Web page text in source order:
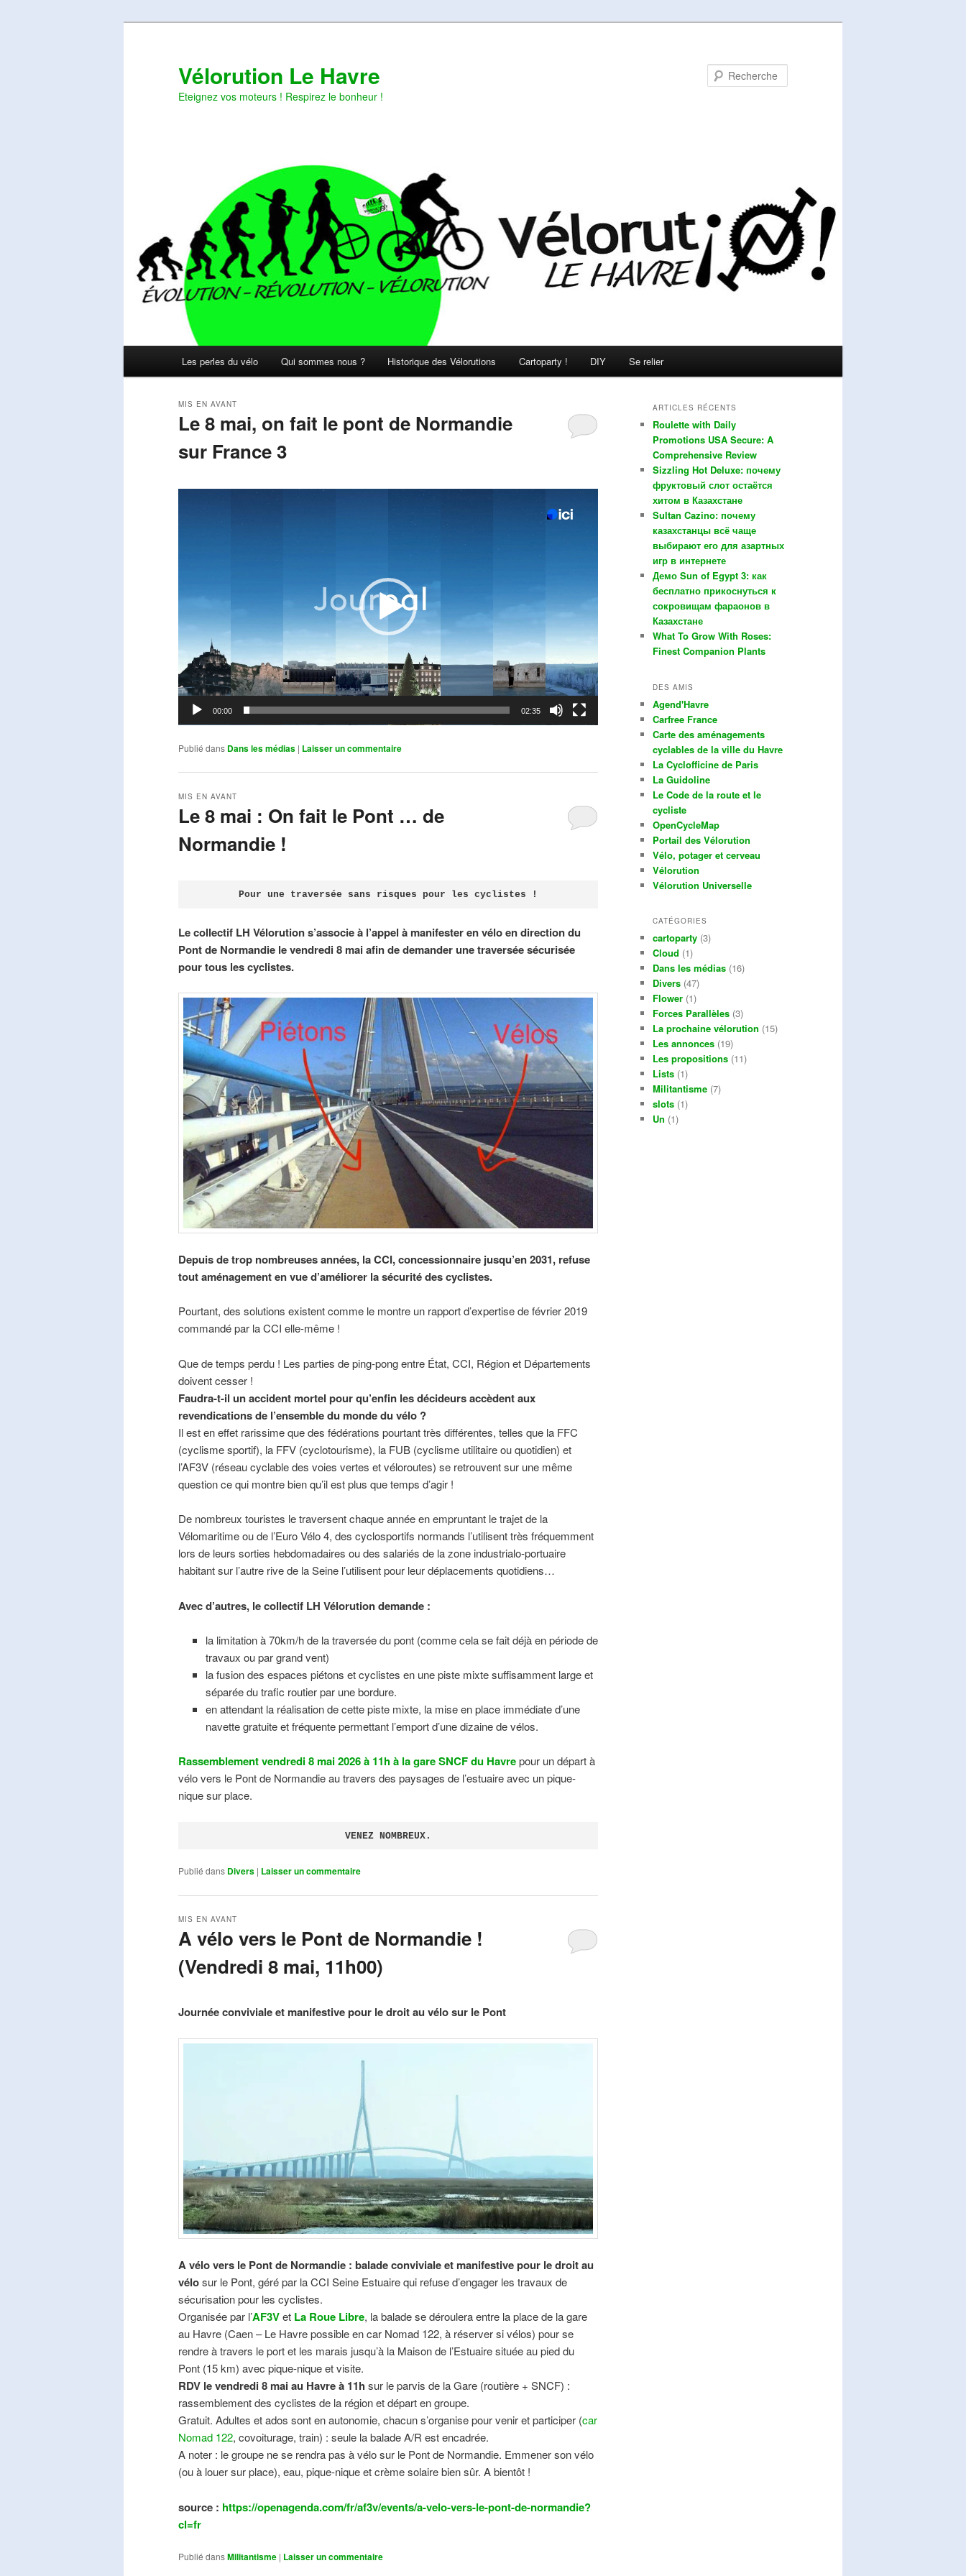
Vélorution Le Havre
Eteignez vos moteurs ! Respirez le bonheur !
Les perles du vélo Qui sommes nous ? Historique des Vélorutions Cartoparty ! DIY Se relier
Le 8 mai, on fait le pont de Normandie
sur France 3
MIS EN AVANT
00:00 02:35
Publié dans Dans les médias | Laisser un commentaire
Le 8 mai : On fait le Pont … de
Normandie !
MIS EN AVANT
Pour une traversée sans risques pour les cyclistes !
Le collectif LH Vélorution s’associe à l’appel à manifester en vélo en direction du
Pont de Normandie le vendredi 8 mai afin de demander une traversée sécurisée
pour tous les cyclistes.
Depuis de trop nombreuses années, la CCI, concessionnaire jusqu’en 2031, refuse
tout aménagement en vue d’améliorer la sécurité des cyclistes.
Pourtant, des solutions existent comme le montre un rapport d’expertise de février 2019
commandé par la CCI elle-même !
Que de temps perdu ! Les parties de ping-pong entre État, CCI, Région et Départements
doivent cesser !
Faudra-t-il un accident mortel pour qu’enfin les décideurs accèdent aux
revendications de l’ensemble du monde du vélo ?
Il est en effet rarissime que des fédérations pourtant très différentes, telles que la FFC
(cyclisme sportif), la FFV (cyclotourisme), la FUB (cyclisme utilitaire ou quotidien) et
l’AF3V (réseau cyclable des voies vertes et véloroutes) se retrouvent sur une même
question ce qui montre bien qu’il est plus que temps d’agir !
De nombreux touristes le traversent chaque année en empruntant le trajet de la
Vélomaritime ou de l’Euro Vélo 4, des cyclosportifs normands l’utilisent très fréquemment
lors de leurs sorties hebdomadaires ou des salariés de la zone industrialo-portuaire
habitant sur l’autre rive de la Seine l’utilisent pour leur déplacements quotidiens…
Avec d’autres, le collectif LH Vélorution demande :
la limitation à 70km/h de la traversée du pont (comme cela se fait déjà en période de
travaux ou par grand vent)
la fusion des espaces piétons et cyclistes en une piste mixte suffisamment large et
séparée du trafic routier par une bordure.
en attendant la réalisation de cette piste mixte, la mise en place immédiate d’une
navette gratuite et fréquente permettant l’emport d’une dizaine de vélos.
Rassemblement vendredi 8 mai 2026 à 11h à la gare SNCF du Havrepour un départ à
vélo vers le Pont de Normandie au travers des paysages de l’estuaire avec un pique-
nique sur place.
VENEZ NOMBREUX.
Publié dans Divers | Laisser un commentaire
A vélo vers le Pont de Normandie !
(Vendredi 8 mai, 11h00)
MIS EN AVANT
Journée conviviale et manifestive pour le droit au vélo sur le Pont
A vélo vers le Pont de Normandie : balade conviviale et manifestivepour le droit au
vélosur le Pont, géré par la CCI Seine Estuaire qui refuse d’engager les travaux de
sécurisation pour les cyclistes.
Organisée par l’AF3Vet La Roue Libre, la balade se déroulera entre la place de la gare
au Havre (Caen – Le Havre possible en car Nomad 122, à réserver si vélos) pour se
rendre à travers le port et les marais jusqu’à la Maison de l’Estuaire située au pied du
Pont (15 km) avec pique-nique et visite.
RDV le vendredi 8 mai au Havre à 11h sur le parvis de la Gare (routière + SNCF) :
rassemblement des cyclistes de la région et départ en groupe.
Gratuit. Adultes et ados sont en autonomie, chacun s’organise pour venir et participer (car
Nomad 122, covoiturage, train) : seule la balade A/R est encadrée.
A noter : le groupe ne se rendra pas à vélo sur le Pont de Normandie. Emmener son vélo
(ou à louer sur place), eau, pique-nique et crème solaire bien sûr. A bientôt !
source : https://openagenda.com/fr/af3v/events/a-velo-vers-le-pont-de-normandie?
cl=fr
Publié dansMilitantisme | Laisser un commentaire
ARTICLES RÉCENTS
Roulette with Daily
Promotions USA Secure: A
Comprehensive Review
Sizzling Hot Deluxe: почему
фруктовый слот остаётся
хитом в Казахстане
Sultan Cazino: почему
казахстанцы всё чаще
выбирают его для азартных
игр в интернете
Демо Sun of Egypt 3: как
бесплатно прикоснуться к
сокровищам фараонов в
Казахстане
What To Grow With Roses:
Finest Companion Plants
DES AMIS
Agend'Havre
Carfree France
Carte des aménagements
cyclables de la ville du Havre
La Cyclofficine de Paris
La Guidoline
Le Code de la route et le
cycliste
OpenCycleMap
Portail des Vélorution
Vélo, potager et cerveau
Vélorution
Vélorution Universelle
CATÉGORIES
cartoparty (3)
Cloud (1)
Dans les médias (16)
Divers (47)
Flower (1)
Forces Parallèles (3)
La prochaine vélorution (15)
Les annonces (19)
Les propositions (11)
Lists (1)
Militantisme (7)
slots (1)
Un (1)